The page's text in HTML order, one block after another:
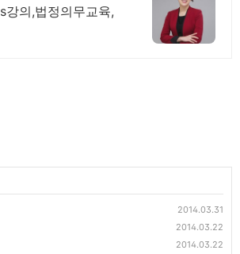
강의,법정의무교육,
2014.03.31
2014.03.22
2014.03.22